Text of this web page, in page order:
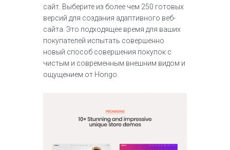
сайт. Выберите из более чем 250 готовых
версий для создания адаптивного веб-
сайта. Это подходящее время для ваших
покупателей испытать совершенно
новый способ совершения покупок с
чистым и современным внешним видом и
ощущением от Hongo.